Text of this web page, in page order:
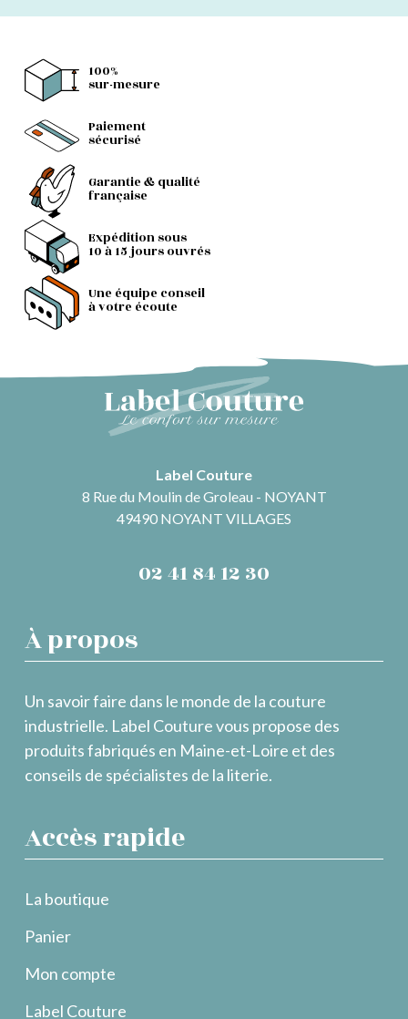
100%
sur-mesure
Paiement
sécurisé
Garantie & qualité
française
Expédition sous
10 à 15 jours ouvrés
Une équipe conseil
à votre écoute
Label Couture
8 Rue du Moulin de Groleau - NOYANT
49490 NOYANT VILLAGES
02 41 84 12 30
À propos
Un savoir faire dans le monde de la couture
industrielle. Label Couture vous propose des
produits fabriqués en Maine-et-Loire et des
conseils de spécialistes de la literie.
Accès rapide
La boutique
Panier
Mon compte
Label Couture